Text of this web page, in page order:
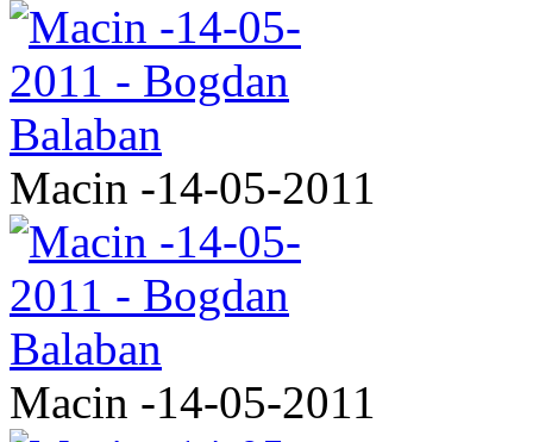
Macin -14-05-2011
Macin -14-05-2011